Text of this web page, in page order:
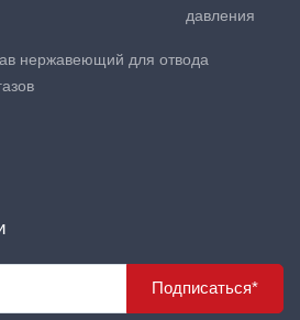
давления
нержавеющий для отвода
Подписаться*